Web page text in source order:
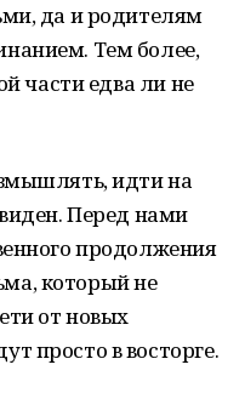
да и родителям
Тем более,
части едва ли не
идти на
Перед нами
продолжения
который не
от новых
просто в восторге.